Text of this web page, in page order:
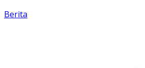
Berita